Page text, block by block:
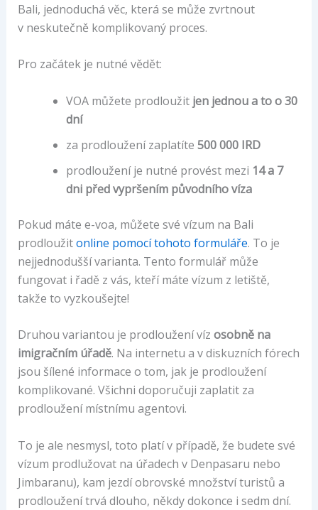
Bali, jednoduchá věc, která se může zvrtnout
v neskutečně komplikovaný proces.
Pro začátek je nutné vědět:
VOA můžete prodloužit jen jednou a to o 30
dní
za prodloužení zaplatíte 500 000 IRD
prodloužení je nutné provést mezi 14 a 7
dni před vypršením původního víza
Pokud máte e-voa, můžete své vízum na Bali
prodloužitonline pomocí tohoto formuláře. To je
nejjednodušší varianta. Tento formulář může
fungovat i řadě z vás, kteří máte vízum z letiště,
takže to vyzkoušejte!
Druhou variantou je prodloužení víz osobně na
imigračním úřadě. Na internetu a v diskuzních fórech
jsou šílené informace o tom, jak je prodloužení
komplikované. Všichni doporučuji zaplatit za
prodloužení místnímu agentovi.
To je ale nesmysl, toto platí v případě, že budete své
vízum prodlužovat na úřadech v Denpasaru nebo
Jimbaranu), kam jezdí obrovské množství turistů a
prodloužení trvá dlouho, někdy dokonce i sedm dní.